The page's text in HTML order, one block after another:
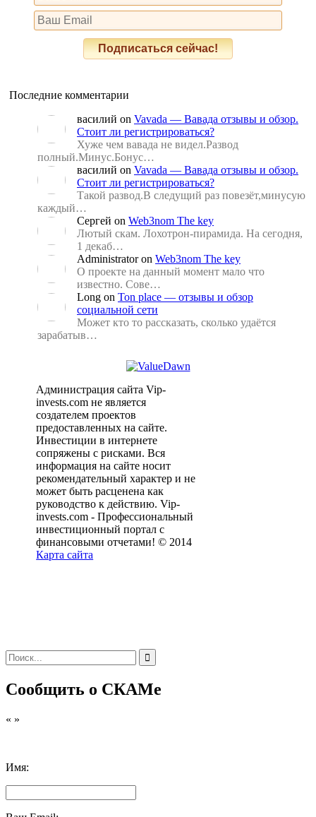
Последние комментарии
василий on Vavada — Вавада отзывы и обзор.
Стоит ли регистрироваться?
Хуже чем вавада не видел.Развод
полный.Минус.Бонус…
василий on Vavada — Вавада отзывы и обзор.
Стоит ли регистрироваться?
Такой развод.В следущий раз повезёт,минусую
каждый…
Сергей on Web3nom The key
Лютый скам. Лохотрон-пирамида. На сегодня,
1 декаб…
Administrator on Web3nom The key
О проекте на данный момент мало что
известно. Сове…
Long on Ton place — отзывы и обзор
социальной сети
Может кто то рассказать, сколько удаётся
зарабатыв…
Администрация сайта Vip-
invests.com не является
создателем проектов
предоставленных на сайте.
Инвестиции в интернете
сопряжены с рисками. Вся
информация на сайте носит
рекомендательный характер и не
может быть расценена как
руководство к действию. Vip-
invests.com - Профессиональный
инвестиционный портал с
финансовыми отчетами! © 2014
Карта сайта
Сообщить о СКАМе
« »
Имя: